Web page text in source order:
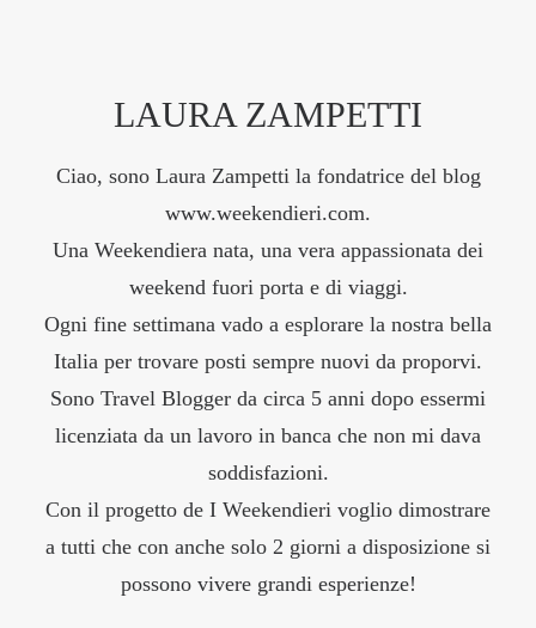
LAURA ZAMPETTI
Ciao, sono Laura Zampetti la fondatrice del blog
www.weekendieri.com.
Una Weekendiera nata, una vera appassionata dei
weekend fuori porta e di viaggi.
Ogni fine settimana vado a esplorare la nostra bella
Italia per trovare posti sempre nuovi da proporvi.
Sono Travel Blogger da circa 5 anni dopo essermi
licenziata da un lavoro in banca che non mi dava
soddisfazioni.
Con il progetto de I Weekendieri voglio dimostrare
a tutti che con anche solo 2 giorni a disposizione si
possono vivere grandi esperienze!